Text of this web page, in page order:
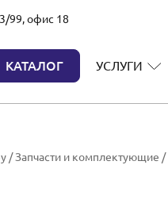
99, офис 18
КАТАЛОГ УСЛУГИ
/Запчасти и комплектующие /